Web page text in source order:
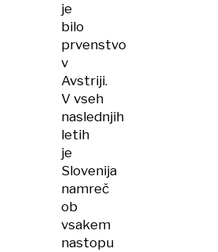
je
bilo
prvenstvo
v
Avstriji.
V vseh
naslednjih
letih
je
Slovenija
namreč
ob
vsakem
nastopu